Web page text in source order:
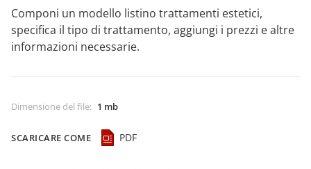
Componi un modello listino trattamenti estetici,
specifica il tipo di trattamento, aggiungi i prezzi e altre
informazioni necessarie.
Dimensione del file: 1 mb
SCARICARE COME PDF